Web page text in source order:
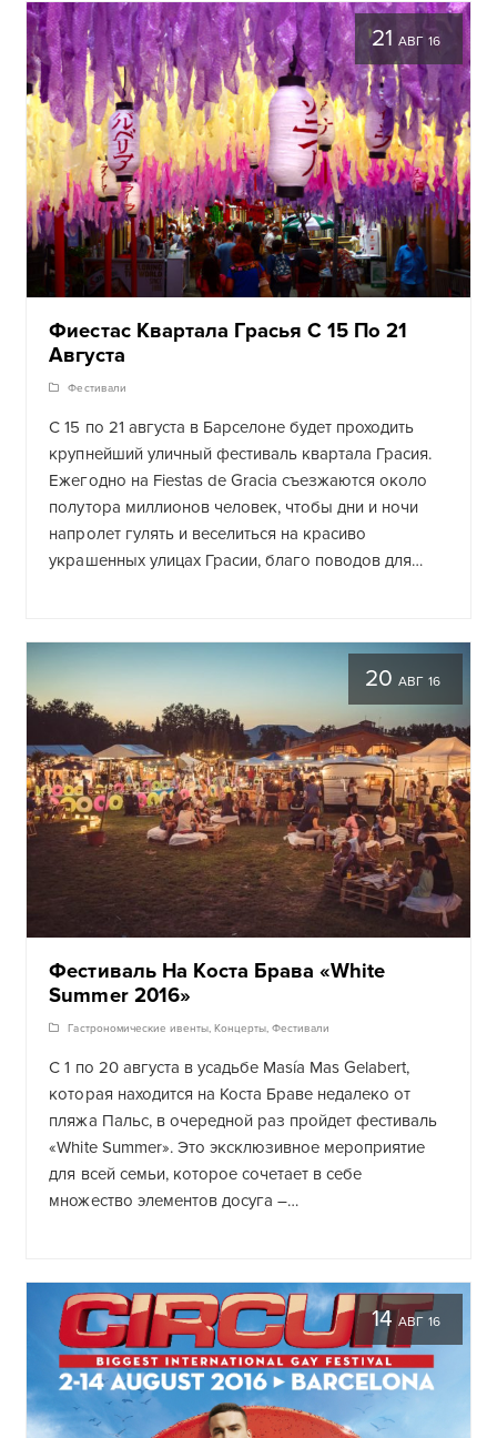
21АВГ 16
Фиестас Квартала Грасья С 15 По 21
Августа
Фестивали
С 15 по 21 августа в Барселоне будет проходить
крупнейший уличный фестиваль квартала Грасия.
Ежегодно на Fiestas de Gracia съезжаются около
полутора миллионов человек, чтобы дни и ночи
напролет гулять и веселиться на красиво
украшенных улицах Грасии, благо поводов для…
20АВГ 16
Фестиваль На Коста Брава «White
Summer 2016»
Гастрономические ивенты, Концерты,Фестивали
С 1 по 20 августа в усадьбе Masía Mas Gelabert,
которая находится на Коста Браве недалеко от
пляжа Пальс, в очередной раз пройдет фестиваль
«White Summer». Это эксклюзивное мероприятие
для всей семьи, которое сочетает в себе
множество элементов досуга –…
14АВГ 16